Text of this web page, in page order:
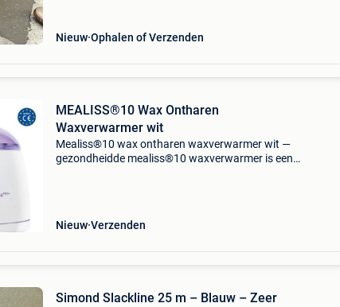
Nieuw Ophalen of Verzenden
MEALISS®10 Wax Ontharen
Waxverwarmer wit
Mealiss®10 wax ontharen waxverwarmer wit —
gezondheidde mealiss®10 waxverwarmer is een
Nieuw Verzenden
Simond Slackline 25 m – Blauw – Zeer